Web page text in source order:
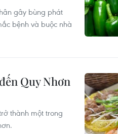
gây bùng phát
bệnh và buộc nhà
Quy Nhơn
thành một trong